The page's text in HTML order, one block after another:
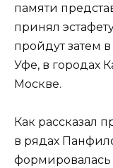
памяти
принял
пройдут затем
Уфе, в городах
Москве.
Как рассказал
в рядах
формировалась